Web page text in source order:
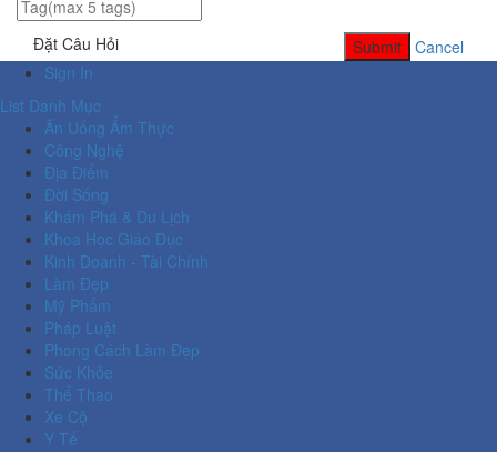
Đặt Câu Hỏi Submit
Cancel
Sign In
List Danh Mục
Ăn Uống Ẩm Thực
Công Nghệ
Địa Điểm
Đời Sống
Khám Phá & Du Lịch
Khoa Học Giáo Dục
Kinh Doanh - Tài Chính
Làm Đẹp
Mỹ Phẩm
Pháp Luật
Phong Cách Làm Đẹp
Sức Khỏe
Thể Thao
Xe Cộ
Y Tế